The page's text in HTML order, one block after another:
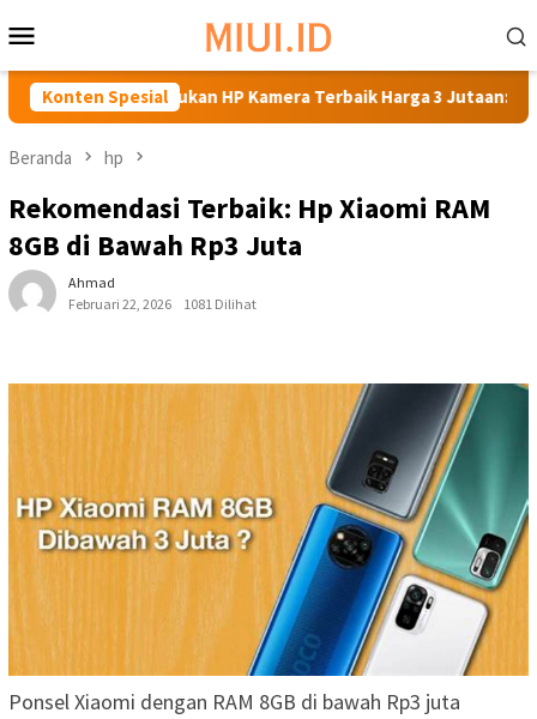
ke
kontenMobile
Konten Spesial
Temukan HP Kamera Terbaik Harga 3 Jutaan: Rekomendasi
Beranda hp
Rekomendasi Terbaik: Hp Xiaomi RAM
8GB di Bawah Rp3 Juta
Ahmad
Februari 22, 2026
1081 Dilihat
Ponsel Xiaomi dengan RAM 8GB di bawah Rp3 juta